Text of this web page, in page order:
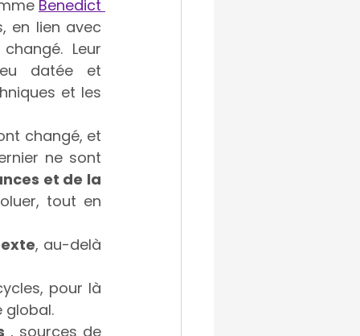
Benedict
en lien avec
Leur
datée et
et les
changé, et
ne sont
et de la
tout en
, au-delà
pour là
global.
, sources de